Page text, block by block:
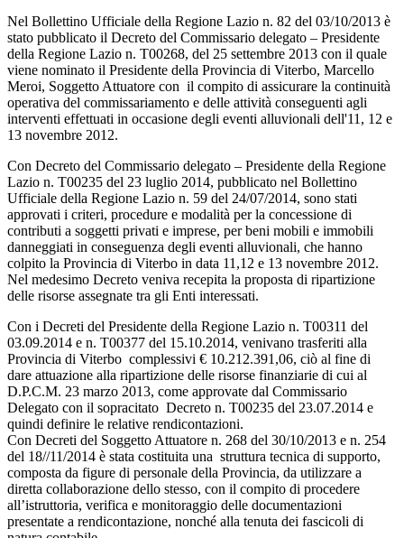
Nel Bollettino Ufficiale della Regione Lazio n. 82 del 03/10/2013 è
stato pubblicato il Decreto del Commissario delegato – Presidente
della Regione Lazio n. T00268, del 25 settembre 2013 con il quale
viene nominato il Presidente della Provincia di Viterbo, Marcello
Meroi, Soggetto Attuatore con il compito di assicurare la continuità
operativa del commissariamento e delle attività conseguenti agli
interventi effettuati in occasione degli eventi alluvionali dell'11, 12 e
13 novembre 2012.
Con Decreto del Commissario delegato – Presidente della Regione
Lazio n. T00235 del 23 luglio 2014, pubblicato nel Bollettino
Ufficiale della Regione Lazio n. 59 del 24/07/2014, sono stati
approvati i criteri, procedure e modalità per la concessione di
contributi a soggetti privati e imprese, per beni mobili e immobili
danneggiati in conseguenza degli eventi alluvionali, che hanno
colpito la Provincia di Viterbo in data 11,12 e 13 novembre 2012.
Nel medesimo Decreto veniva recepita la proposta di ripartizione
delle risorse assegnate tra gli Enti interessati.
Con i Decreti del Presidente della Regione Lazio n. T00311 del
03.09.2014 e n. T00377 del 15.10.2014, venivano trasferiti alla
Provincia di Viterbo complessivi € 10.212.391,06, ciò al fine di
dare attuazione alla ripartizione delle risorse finanziarie di cui al
D.P.C.M. 23 marzo 2013, come approvate dal Commissario
Delegato con il sopracitato Decreto n. T00235 del 23.07.2014 e
quindi definire le relative rendicontazioni.
Con Decreti del Soggetto Attuatore n. 268 del 30/10/2013 e n. 254
del 18//11/2014 è stata costituita una struttura tecnica di supporto,
composta da figure di personale della Provincia, da utilizzare a
diretta collaborazione dello stesso, con il compito di procedere
all’istruttoria, verifica e monitoraggio delle documentazioni
presentate a rendicontazione, nonché alla tenuta dei fascicoli di